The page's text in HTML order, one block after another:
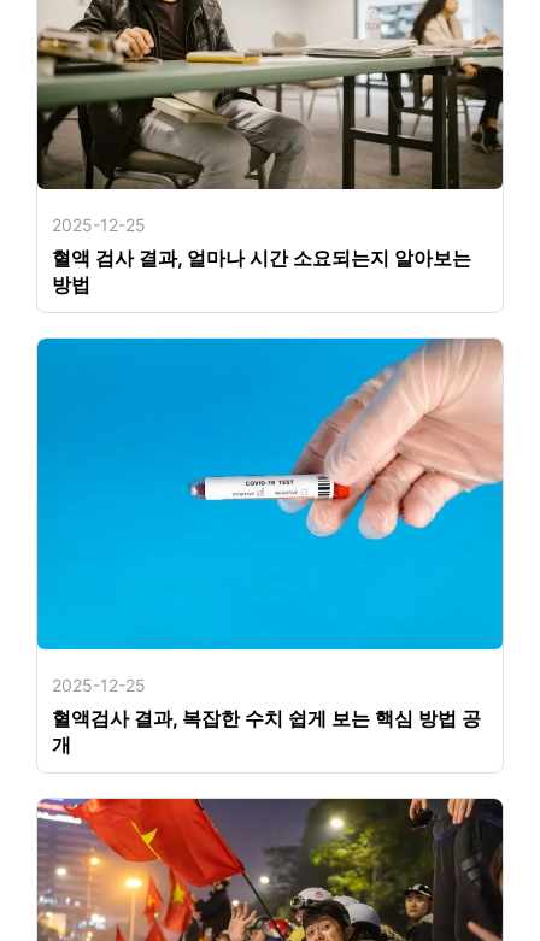
2025-12-25
혈액 검사 결과, 얼마나 시간 소요되는지 알아보는
방법
2025-12-25
혈액검사 결과, 복잡한 수치 쉽게 보는 핵심 방법 공
개